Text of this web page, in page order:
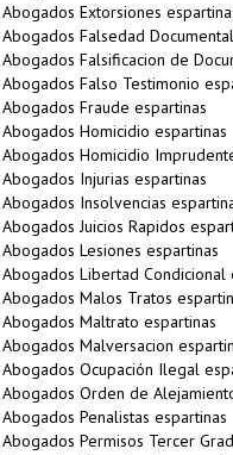
Abogados Extorsiones
Abogados Falsedad
Abogados Falsificacion de
Abogados Falso Testimonio
Abogados Fraude espartinas
Abogados Homicidio espartinas
Abogados Homicidio
Abogados Injurias espartinas
Abogados Insolvencias
Abogados Juicios Rapidos
Abogados Lesiones espartinas
Abogados Libertad Condicional
Abogados Malos Tratos
Abogados Maltrato espartinas
Abogados Malversacion
Abogados Ocupación Ilegal
Abogados Orden de
Abogados Penalistas espartinas
Abogados Permisos Tercer